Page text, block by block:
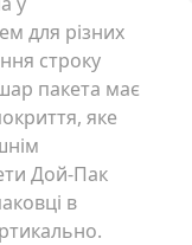
для різних
строку
пакета має
яке
Дой-Пак
в